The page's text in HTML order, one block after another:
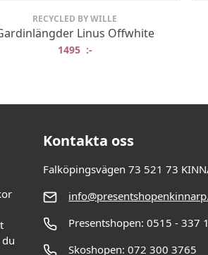
RECYCLED BY WILLE
Linus Offwhite
1495 :-
Kontakta oss
Falköpingsvägen 73 521 73
Presentshopen: 0515 - 337
Skoshopen: 072 300 3765